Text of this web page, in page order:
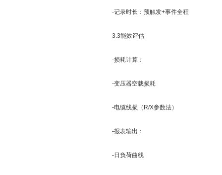
-记录时长：预触发+事件全程
3.3能效评估
-损耗计算：
-变压器空载损耗
-电缆线损（R/X参数法）
-报表输出：
-日负荷曲线